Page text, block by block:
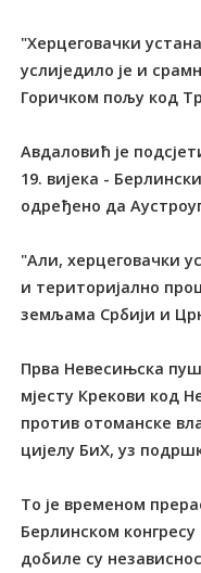
"Херцеговачки
услиједило је и
Горичком пољу код
Авдаловић је
19. вијека -
одређено да
"Али, херцеговачки
и територијално
земљама Србији и
Прва Невесињска
мјесту Крекови код
против отоманске
цијелу БиХ, уз
То је временом
Берлинском
добиле су